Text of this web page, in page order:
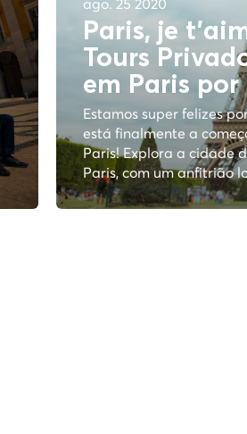
ago. 25 2020
Paris, je
Tours
em Paris
Estamos super felizes
está finalmente a
Paris! Explora a cidade
Paris, com um anfitrião